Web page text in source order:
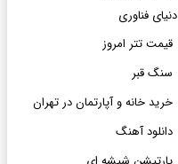
دنیای فناوری
قیمت تتر امروز
سنگ قبر
خرید خانه و آپارتمان در تهران
دانلود آهنگ